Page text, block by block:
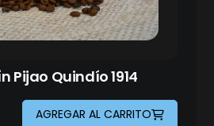
Pijao Quindío 1914
AGREGAR AL CARRITO